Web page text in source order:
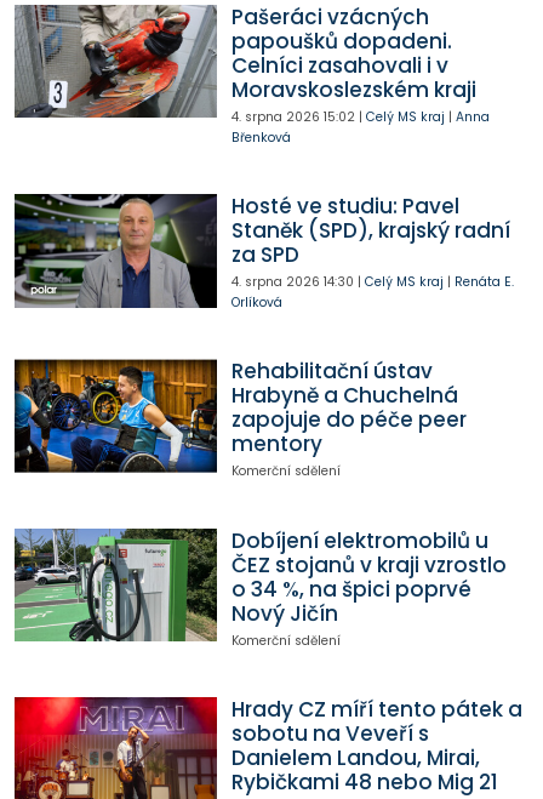
Pašeráci vzácných
papoušků dopadeni.
Celníci zasahovali i v
Moravskoslezském kraji
4. srpna 2026 15:02| Celý MS kraj | Anna
Břenková
Hosté ve studiu: Pavel
Staněk (SPD), krajský radní
za SPD
4. srpna 2026 14:30 | Celý MS kraj | Renáta E.
Orlíková
Rehabilitační ústav
Hrabyně a Chuchelná
zapojuje do péče peer
mentory
Komerční sdělení
Dobíjení elektromobilů u
ČEZ stojanů v kraji vzrostlo
o 34 %, na špici poprvé
Nový Jičín
Komerční sdělení
Hrady CZ míří tento pátek a
sobotu na Veveří s
Danielem Landou, Mirai,
Rybičkami 48 nebo Mig 21